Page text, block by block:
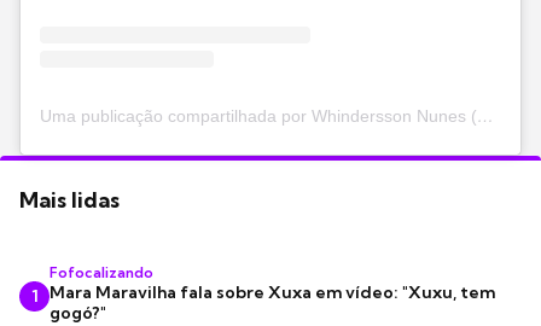
Uma publicação compartilhada por Whindersson Nunes (@whinderssonnunes)
Mais lidas
1
Fofocalizando
Mara Maravilha fala sobre Xuxa em vídeo: "Xuxu, tem
gogó?"